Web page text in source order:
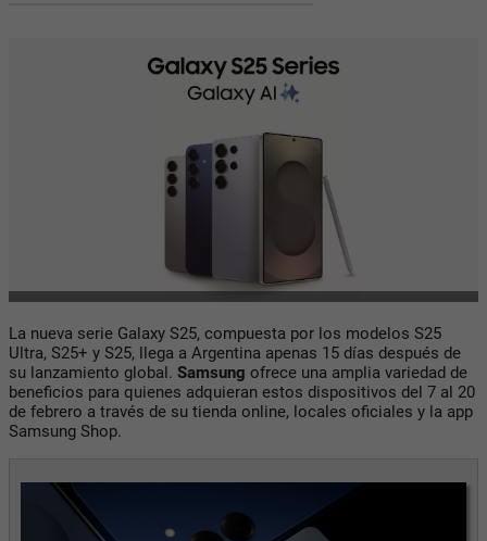
La nueva serie Galaxy S25, compuesta por los modelos S25
Ultra, S25+ y S25, llega a Argentina apenas 15 días después de
su lanzamiento global. Samsung ofrece una amplia variedad de
beneficios para quienes adquieran estos dispositivos del 7 al 20
de febrero a través de su tienda online, locales oficiales y la app
Samsung Shop.